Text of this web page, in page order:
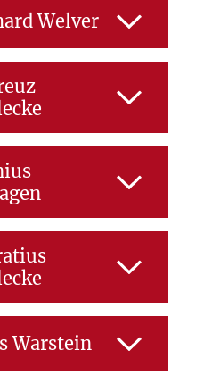
Welver
Kita
Kita
Kita
Warstein